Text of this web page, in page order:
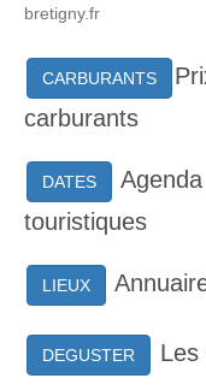
bretigny.fr
CARBURANTS
carburants
DATES
touristiques
LIEUX
DEGUSTER Les